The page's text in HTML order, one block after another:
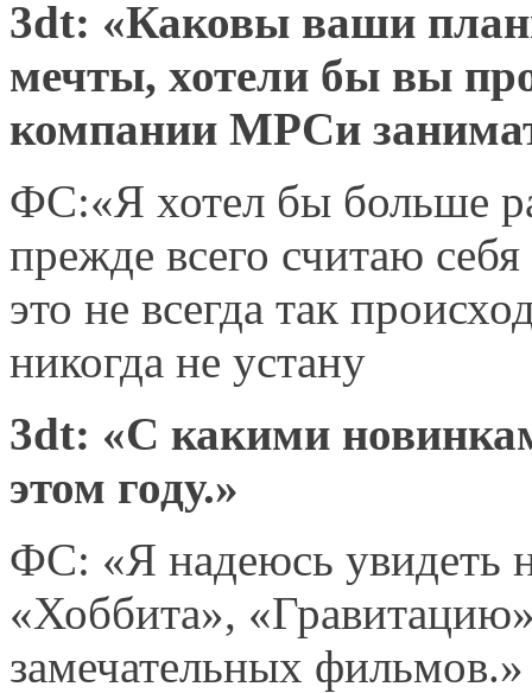
3dt: «Каковы ваши
мечты, хотели бы вы
компании MPCи
ФС:«Я хотел бы больше
прежде всего считаю
это не всегда так
никогда не устану
3dt: «С какими
этом году.»
ФС: «Я надеюсь увидеть
«Хоббита»,
замечательных фильмов.»